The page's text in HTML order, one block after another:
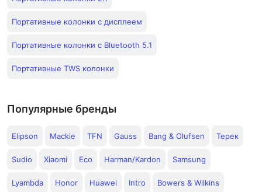
Портативные колонки с дисплеем
Портативные колонки с Bluetooth 5.1
Портативные TWS колонки
Популярные бренды
Elipson Mackie TFN Gauss Bang & Olufsen Терек
Sudio Xiaomi Eco Harman/Kardon Samsung
Lyambda Honor Huawei Intro Bowers & Wilkins